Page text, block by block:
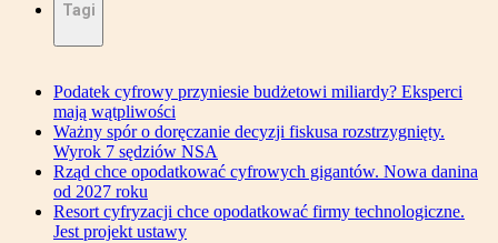
Tagi
Podatek cyfrowy przyniesie budżetowi miliardy? Eksperci
mają wątpliwości
Ważny spór o doręczanie decyzji fiskusa rozstrzygnięty.
Wyrok 7 sędziów NSA
Rząd chce opodatkować cyfrowych gigantów. Nowa danina
od 2027 roku
Resort cyfryzacji chce opodatkować firmy technologiczne.
Jest projekt ustawy